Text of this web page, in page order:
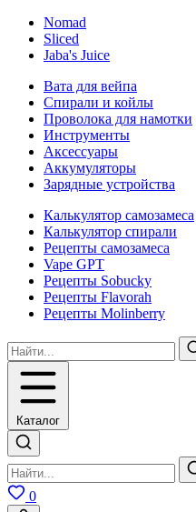
Nomad
Sliced
Jaba's Juice
Вата для вейпа
Спирали и койлы
Проволока для намотки
Инструменты
Аксесcуары
Аккумуляторы
Зарядные устройства
Калькулятор самозамеса
Калькулятор спирали
Рецепты самозамеса
Vape GPT
Рецепты Sobucky
Рецепты Flavorah
Рецепты Molinberry
Каталог
0